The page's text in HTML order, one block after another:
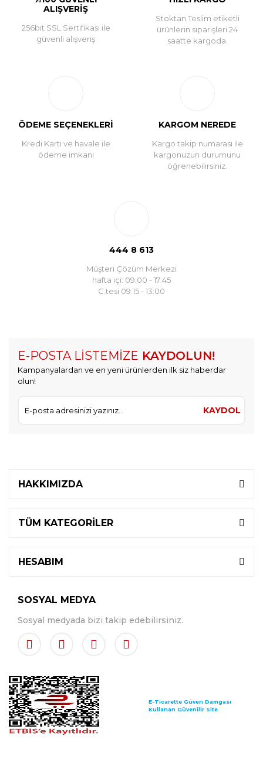
ALIŞVERİŞ
256bit SSL Sertifikası ile
güvenli alışveriş
Stoktan Teslim etiketli
ürünlerin siparişleri 24
saatte kargoda.
ÖDEME SEÇENEKLERİ
Kredi Kartı ve havale ile
ödeme imkanı
KARGOM NEREDE
Kargo takip numarası ile
kargonuzun durumunu
öğrenebilirsiniz.
444 8 613
Müşteri Çözüm Merkezi
hafta içi: 09:00 - 17:45
C.tesi 09:15 - 13:00
E-POSTA LİSTEMİZE KAYDOLUN!
Kampanyalardan ve en yeni ürünlerden ilk siz haberdar
olun!
KAYDOL
HAKKIMIZDA
TÜM KATEGORİLER
HESABIM
SOSYAL MEDYA
Sosyal medyada bizi takip edebilirsiniz.
E-Ticarette Güven Damgası
Kullanan Güvenilir Site